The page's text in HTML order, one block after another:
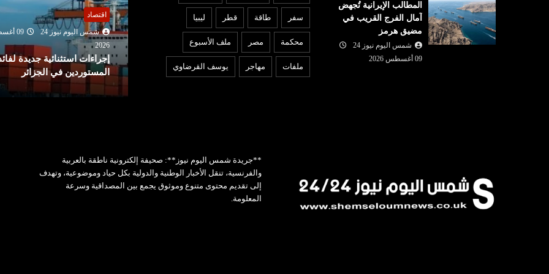
المطالب الإيرانية تُجهض
آمال الفرج القريب في
مضيق هرمز
شمس اليوم نيوز 24
09 أغسطس 2026
سفر طاقة قطر ليبيا
محكمة مصر ملف الأسبوع
ملفات مهاجر يوسف القرضاوي
09 أغسطس
عربي ودولي
شمس اليوم نيوز 24
2026
نجل بايدن : وضع والدي المصاب
اقتصاد
شمس اليوم نيوز 24
09 أغسطس
إجراءات استثنائية جديدة لفائدة
المستوردين في الجزائر
عربي ودولي
شمس اليوم نيوز 24
09
2026
الجزائر : التحقيقات تكشف
السرعة كانت وراء حادثة
**جريدة شمس اليوم نيوز**: صحيفة إلكترونية ناطقة بالعربية
والفرنسية، تنقل الأخبار الوطنية والدولية بكل حياد وموضوعية، وتهدف
إلى تقديم محتوى متنوع وموثوق يجمع بين المصداقية وسرعة
المعلومة.